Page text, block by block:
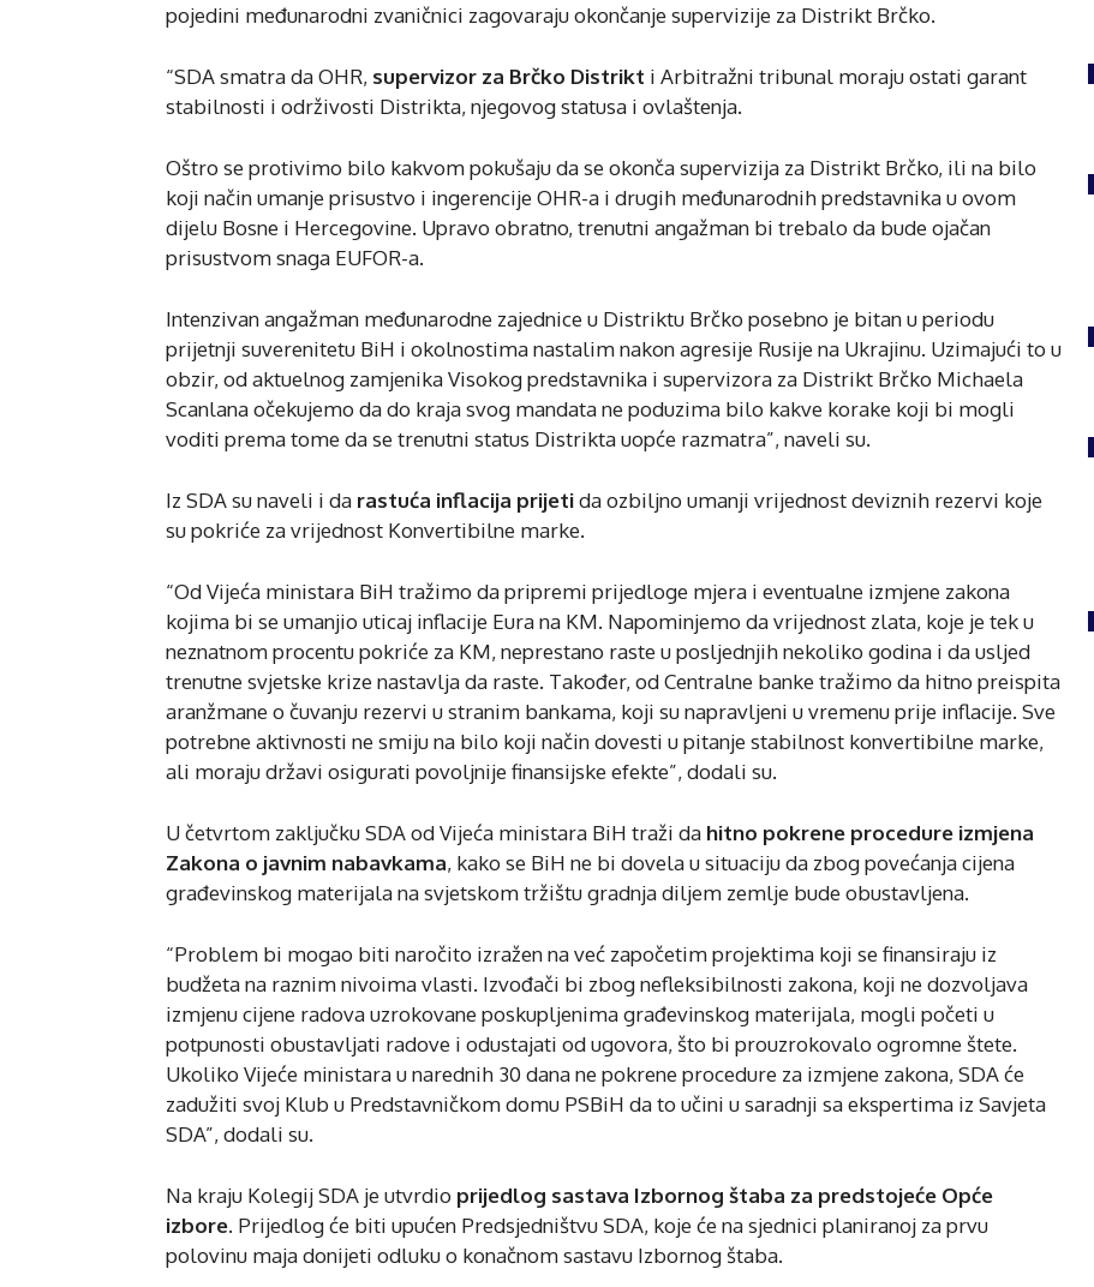
pojedini međunarodni zvaničnici zagovaraju okončanje supervizije za Distrikt Brčko.
“SDA smatra da OHR, supervizor za Brčko Distrikt i Arbitražni tribunal moraju ostati garant
stabilnosti i održivosti Distrikta, njegovog statusa i ovlaštenja.
Oštro se protivimo bilo kakvom pokušaju da se okonča supervizija za Distrikt Brčko, ili na bilo
koji način umanje prisustvo i ingerencije OHR-a i drugih međunarodnih predstavnika u ovom
dijelu Bosne i Hercegovine. Upravo obratno, trenutni angažman bi trebalo da bude ojačan
prisustvom snaga EUFOR-a.
Intenzivan angažman međunarodne zajednice u Distriktu Brčko posebno je bitan u periodu
prijetnji suverenitetu BiH i okolnostima nastalim nakon agresije Rusije na Ukrajinu. Uzimajući to u
obzir, od aktuelnog zamjenika Visokog predstavnika i supervizora za Distrikt Brčko Michaela
Scanlana očekujemo da do kraja svog mandata ne poduzima bilo kakve korake koji bi mogli
voditi prema tome da se trenutni status Distrikta uopće razmatra”, naveli su.
Iz SDA su naveli i da rastuća inflacija prijetida ozbiljno umanji vrijednost deviznih rezervi koje
su pokriće za vrijednost Konvertibilne marke.
“Od Vijeća ministara BiH tražimo da pripremi prijedloge mjera i eventualne izmjene zakona
kojima bi se umanjio uticaj inflacije Eura na KM. Napominjemo da vrijednost zlata, koje je tek u
neznatnom procentu pokriće za KM, neprestano raste u posljednjih nekoliko godina i da usljed
trenutne svjetske krize nastavlja da raste. Također, od Centralne banke tražimo da hitno preispita
aranžmane o čuvanju rezervi u stranim bankama, koji su napravljeni u vremenu prije inflacije. Sve
potrebne aktivnosti ne smiju na bilo koji način dovesti u pitanje stabilnost konvertibilne marke,
ali moraju državi osigurati povoljnije finansijske efekte”, dodali su.
U četvrtom zaključku SDA od Vijeća ministara BiH traži da hitno pokrene procedure izmjena
Zakona o javnim nabavkama, kako se BiH ne bi dovela u situaciju da zbog povećanja cijena
građevinskog materijala na svjetskom tržištu gradnja diljem zemlje bude obustavljena.
“Problem bi mogao biti naročito izražen na već započetim projektima koji se finansiraju iz
budžeta na raznim nivoima vlasti. Izvođači bi zbog nefleksibilnosti zakona, koji ne dozvoljava
izmjenu cijene radova uzrokovane poskupljenima građevinskog materijala, mogli početi u
potpunosti obustavljati radove i odustajati od ugovora, što bi prouzrokovalo ogromne štete.
Ukoliko Vijeće ministara u narednih 30 dana ne pokrene procedure za izmjene zakona, SDA će
zadužiti svoj Klub u Predstavničkom domu PSBiH da to učini u saradnji sa ekspertima iz Savjeta
SDA”, dodali su.
Na kraju Kolegij SDA je utvrdio prijedlog sastava Izbornog štaba za predstojeće Opće
izbore. Prijedlog će biti upućen Predsjedništvu SDA, koje će na sjednici planiranoj za prvu
polovinu maja donijeti odluku o konačnom sastavu Izbornog štaba.